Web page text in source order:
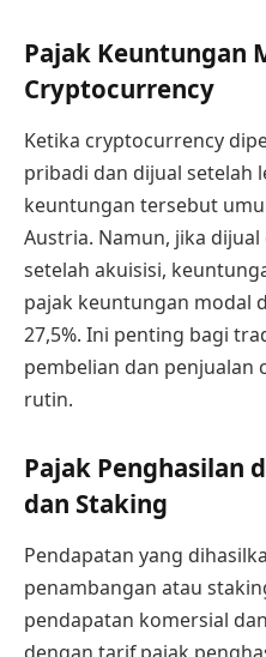
Pajak Keuntungan
Cryptocurrency
Ketika cryptocurrency
pribadi dan dijual setelah
keuntungan tersebut
Austria. Namun, jika
setelah akuisisi,
pajak keuntungan modal
27,5%. Ini penting bagi
pembelian dan penjualan
rutin.
Pajak Penghasilan
dan Staking
Pendapatan yang
penambangan atau
pendapatan komersial